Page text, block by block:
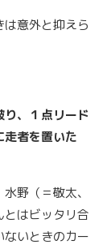
意外と抑えら
、１点リード
走者を置いた
野（＝敬太、
はビッタリ合
いときのカー